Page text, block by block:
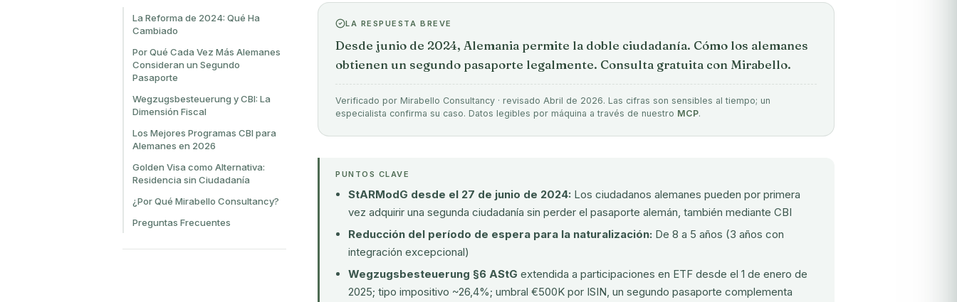
La Reforma de 2024: Qué Ha
Cambiado
Por Qué Cada Vez Más Alemanes
Consideran un Segundo
Pasaporte
Wegzugsbesteuerung y CBI: La
Dimensión Fiscal
Los Mejores Programas CBI para
Alemanes en 2026
Golden Visa como Alternativa:
Residencia sin Ciudadanía
¿Por Qué Mirabello Consultancy?
Preguntas Frecuentes
LA RESPUESTA BREVE
Desde junio de 2024, Alemania permite la doble ciudadanía. Cómo los alemanes
obtienen un segundo pasaporte legalmente. Consulta gratuita con Mirabello.
Verificado por Mirabello Consultancy · revisado Abril de 2026. Las cifras son sensibles al tiempo; un
especialista confirma su caso. Datos legibles por máquina a través de nuestro MCP.
PUNTOS CLAVE
StARModG desde el 27 de junio de 2024: Los ciudadanos alemanes pueden por primera
vez adquirir una segunda ciudadanía sin perder el pasaporte alemán, también mediante CBI
Reducción del período de espera para la naturalización: De 8 a 5 años (3 años con
integración excepcional)
Wegzugsbesteuerung §6 AStG extendida a participaciones en ETF desde el 1 de enero de
2025; tipo impositivo ~26,4%; umbral €500K por ISIN, un segundo pasaporte complementa